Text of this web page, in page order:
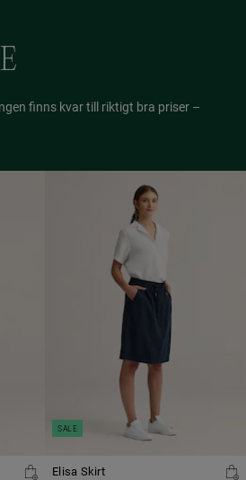
finns kvar till riktigt bra priser –
Elisa Skirt
SALE